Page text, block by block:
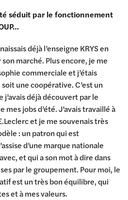
séduit par le fonctionnement
déjà l’enseigne KRYS en
marché. Plus encore, je me
commerciale et j’étais
une coopérative. C’est un
déjà découvert par le
mes jobs d’été. J’avais travaillé à
et je me souvenais très
: un patron qui est
d’une marque nationale
et qui a son mot à dire dans
par le groupement. Pour moi, le
est un très bon équilibre, qui
et à mes valeurs.